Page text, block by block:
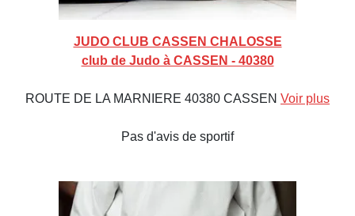
JUDO CLUB CASSEN CHALOSSE
club de Judo à CASSEN - 40380
ROUTE DE LA MARNIERE 40380 CASSEN Voir plus
Pas d'avis de sportif